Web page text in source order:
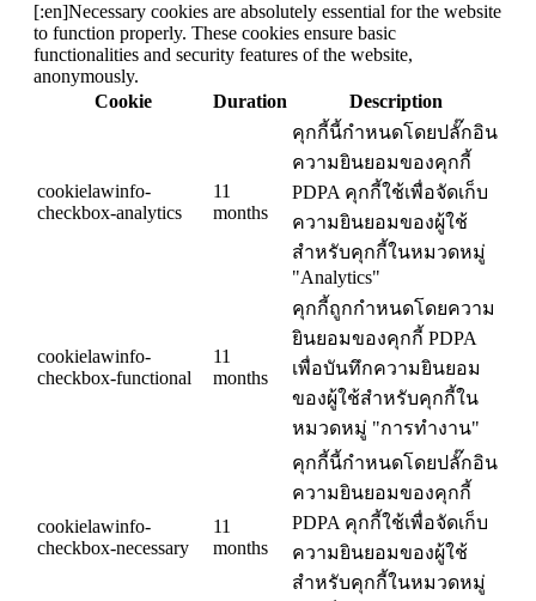
[:en]Necessary cookies are absolutely essential for the website
to function properly. These cookies ensure basic
functionalities and security features of the website,
anonymously.
Cookie
Duration Description
cookielawinfo-
checkbox-analytics
11
months
คุกกี้นี้กำหนดโดยปลั๊กอิน
ความยินยอมของคุกกี้
PDPA คุกกี้ใช้เพื่อจัดเก็บ
ความยินยอมของผู้ใช้
สำหรับคุกกี้ในหมวดหมู่
"Analytics"
cookielawinfo-
checkbox-functional
11
months
คุกกี้ถูกกำหนดโดยความ
ยินยอมของคุกกี้ PDPA
เพื่อบันทึกความยินยอม
ของผู้ใช้สำหรับคุกกี้ใน
หมวดหมู่ "การทำงาน"
cookielawinfo-
checkbox-necessary
11
months
คุกกี้นี้กำหนดโดยปลั๊กอิน
ความยินยอมของคุกกี้
PDPA คุกกี้ใช้เพื่อจัดเก็บ
ความยินยอมของผู้ใช้
สำหรับคุกกี้ในหมวดหมู่